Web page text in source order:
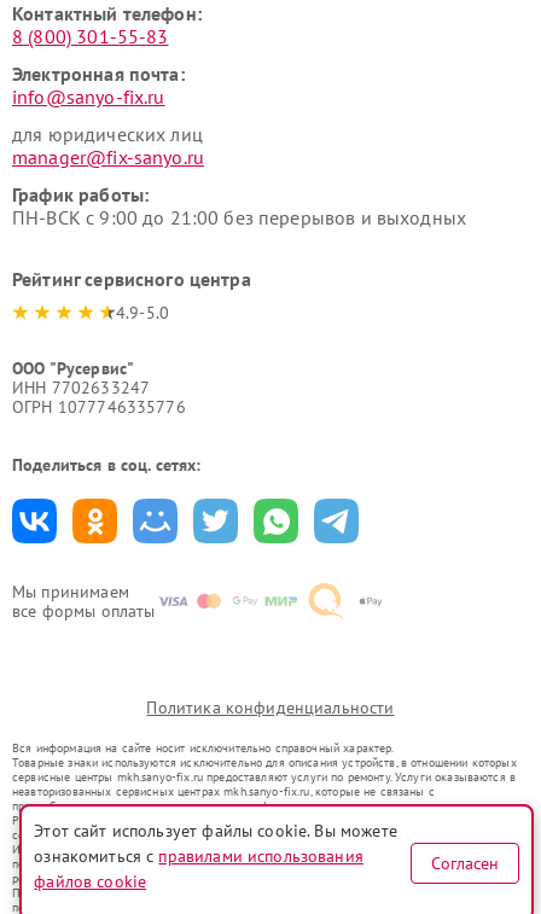
Мы принимаем
все формы оплаты
Контактный телефон:
8 (800) 301-55-83
Электронная почта:
info@sanyo-fix.ru
для юридических лиц
manager@fix-sanyo.ru
График работы:
ПН-ВСК с 9:00 до 21:00 без перерывов и выходных
Рейтинг сервисного центра
4.9-5.0
ООО "Русервис"
ИНН 7702633247
ОГРН 1077746335776
Поделиться в соц. сетях:
Политика конфиденциальности
Вся информация на сайте носит исключительно справочный характер.
Товарные знаки используются исключительно для описания устройств, в отношении которых
сервисные центры mkh.sanyo-fix.ru предоставляют услуги по ремонту. Услуги оказываются в
неавторизованных сервисных центрах mkh.sanyo-fix.ru, которые не связаны с
правообладателями товарных знаков или их официальными представителями.
Ремонт осуществляется для устройств, уже введенных в гражданский оборот в соответствии
со статьей 1487 ГК РФ.
Использование товарных знаков не преследует цели индивидуализации услуг или введения
потребителей в заблуждение, а служит для информирования о предоставляемых услугах по
ремонту техники указанных брендов.
Представленная на сайте информация не является публичной офертой, определяемой
положениями Статьи 437(2) Гражданского кодекса РФ
Этот сайт использует файлы cookie. Вы можете
ознакомиться с правилами использования
файлов cookie
Согласен